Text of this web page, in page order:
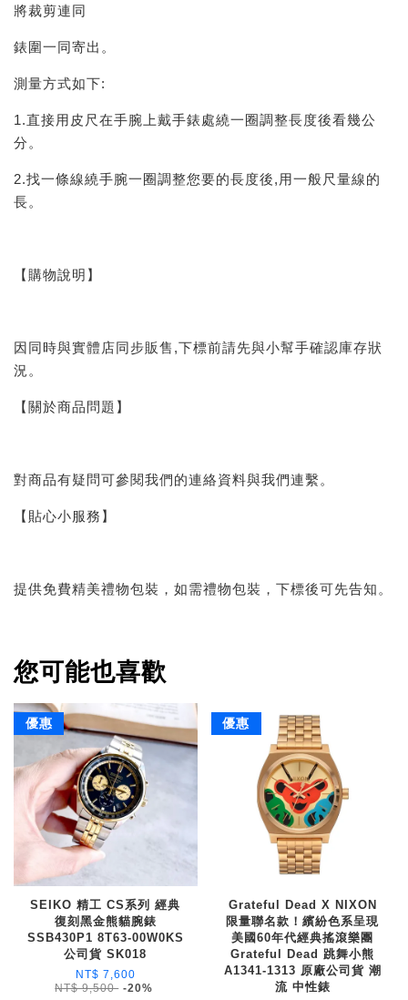
將裁剪連同
錶圍一同寄出。
測量方式如下:
1.直接用皮尺在手腕上戴手錶處繞一圈調整長度後看幾公
分。
2.找一條線繞手腕一圈調整您要的長度後,用一般尺量線的
長。
【購物說明】
因同時與實體店同步販售,下標前請先與小幫手確認庫存狀
況。
【關於商品問題】
對商品有疑問可參閱我們的連絡資料與我們連繫。
【貼心小服務】
提供免費精美禮物包裝，如需禮物包裝，下標後可先告知。
您可能也喜歡
優惠
SEIKO 精工 CS系列 經典
復刻黑金熊貓腕錶
SSB430P1 8T63-00W0KS
公司貨 SK018
NT$ 7,600
NT$ 9,500 -20%
優惠
Grateful Dead X NIXON
限量聯名款！繽紛色系呈現
美國60年代經典搖滾樂團
Grateful Dead 跳舞小熊
A1341-1313 原廠公司貨 潮
流 中性錶